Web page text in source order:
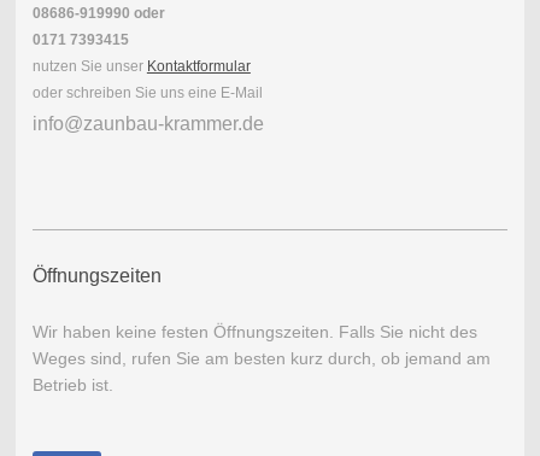
08686-919990 oder
0171 7393415
nutzen Sie unser Kontaktformular
oder schreiben Sie uns eine E-Mail
info@zaunbau-krammer.de
Öffnungszeiten
Wir haben keine festen Öffnungszeiten. Falls Sie nicht des
Weges sind, rufen Sie am besten kurz durch, ob jemand am
Betrieb ist.